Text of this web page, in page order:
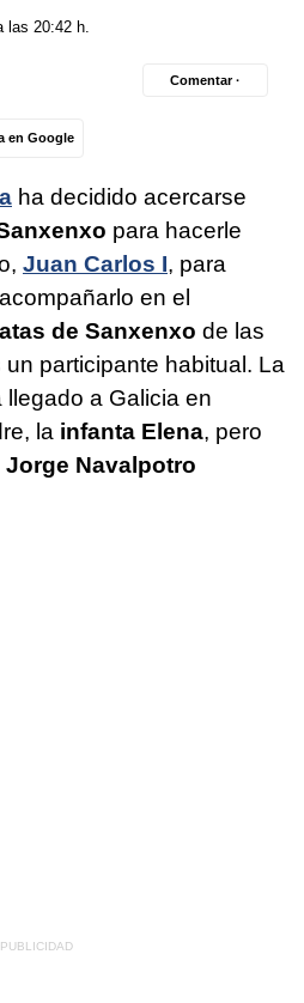
las 20:42 h.
en Google
Comentar ·
ha decidido acercarse
para hacerle
Juan Carlos I, para
en el
de Sanxenxo de las
participante habitual. La
a Galicia en
la infanta Elena, pero
Jorge Navalpotro